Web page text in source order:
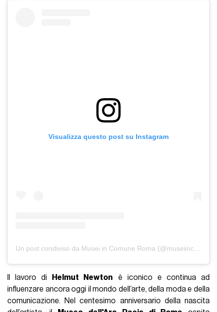
Visualizza questo post su Instagram
Un post condiviso da Musei in Comune Roma (@museiincomuneroma)
Il lavoro di Helmut Newton è iconico e continua ad
influenzare ancora oggi il mondo dell’arte, della moda e della
comunicazione. Nel centesimo anniversario della nascita